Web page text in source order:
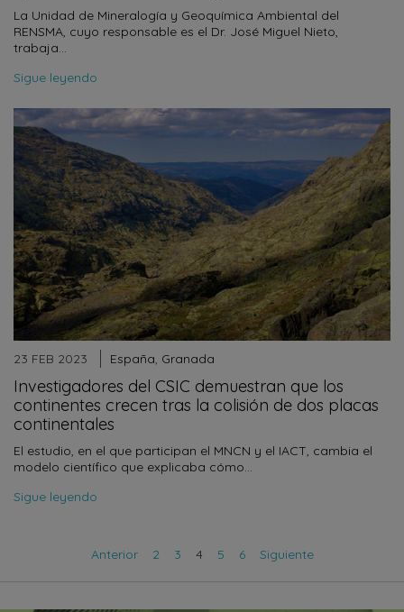
La Unidad de Mineralogía y Geoquímica Ambiental del
RENSMA, cuyo responsable es el Dr. José Miguel Nieto,
trabaja…
Sigue leyendo
23 FEB 2023 España, Granada
Investigadores del CSIC demuestran que los
continentes crecen tras la colisión de dos placas
continentales
El estudio, en el que participan el MNCN y el IACT, cambia el
modelo científico que explicaba cómo…
Sigue leyendo
Anterior 2 3 4 5 6 Siguiente